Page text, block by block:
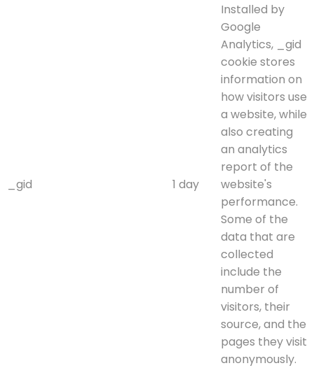
_gid 1 day
Installed by
Google
Analytics, _gid
cookie stores
information on
how visitors use
a website, while
also creating
an analytics
report of the
website's
performance.
Some of the
data that are
collected
include the
number of
visitors, their
source, and the
pages they visit
anonymously.